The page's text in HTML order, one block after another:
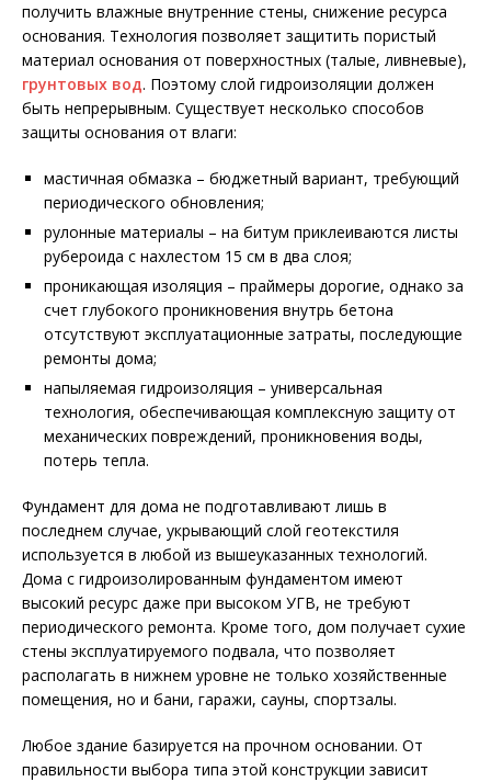
получить влажные внутренние стены, снижение ресурса
основания. Технология позволяет защитить пористый
материал основания от поверхностных (талые, ливневые),
грунтовых вод. Поэтому слой гидроизоляции должен
быть непрерывным. Существует несколько способов
защиты основания от влаги:
мастичная обмазка – бюджетный вариант, требующий
периодического обновления;
рулонные материалы – на битум приклеиваются листы
рубероида с нахлестом 15 см в два слоя;
проникающая изоляция – праймеры дорогие, однако за
счет глубокого проникновения внутрь бетона
отсутствуют эксплуатационные затраты, последующие
ремонты дома;
напыляемая гидроизоляция – универсальная
технология, обеспечивающая комплексную защиту от
механических повреждений, проникновения воды,
потерь тепла.
Фундамент для дома не подготавливают лишь в
последнем случае, укрывающий слой геотекстиля
используется в любой из вышеуказанных технологий.
Дома с гидроизолированным фундаментом имеют
высокий ресурс даже при высоком УГВ, не требуют
периодического ремонта. Кроме того, дом получает сухие
стены эксплуатируемого подвала, что позволяет
располагать в нижнем уровне не только хозяйственные
помещения, но и бани, гаражи, сауны, спортзалы.
Любое здание базируется на прочном основании. От
правильности выбора типа этой конструкции зависит